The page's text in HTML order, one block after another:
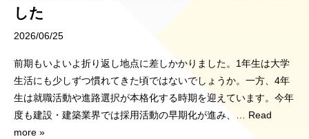
した
2026/06/25
前期もいよいよ折り返し地点に差しかかりました。1年生は大学
生活にも少しずつ慣れてきた頃ではないでしょうか。一方、4年
生は就職活動や進路選択が本格化する時期を迎えています。今年
度も建設・建築業界では採用活動の早期化が進み、
… Read
more »